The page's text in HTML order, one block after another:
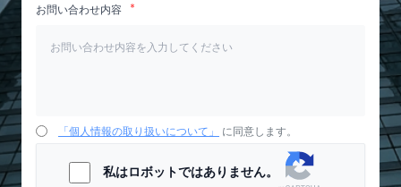
お問い合わせ内容
「個人情報の取り扱いについて」 に同意します。
私はロボットではありません。